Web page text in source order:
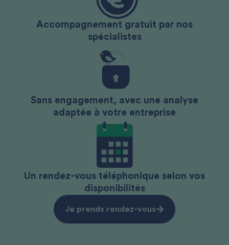
Accompagnement gratuit par nos
spécialistes
Sans engagement, avec une analyse
adaptée à votre entreprise
Un rendez-vous téléphonique selon vos
disponibilités
Je prends rendez-vous